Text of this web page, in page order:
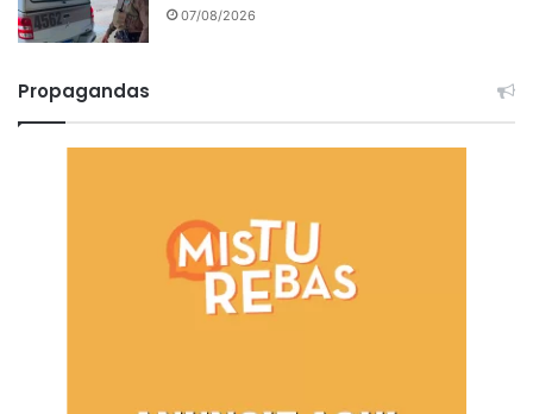
07/08/2026
Propagandas